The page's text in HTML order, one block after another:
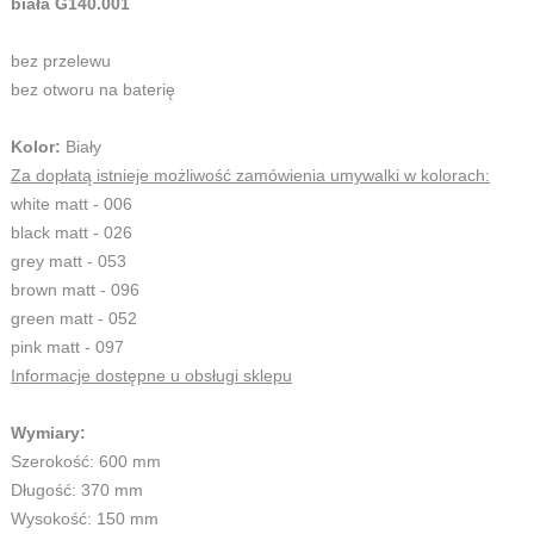
bez przelewu
bez otworu na baterię
Kolor: Biały
Za dopłatą istnieje możliwość zamówienia umywalki w kolorach:
white matt - 006
black matt - 026
grey matt - 053
brown matt - 096
green matt - 052
pink matt - 097
Informacje dostępne u obsługi sklepu
Wymiary:
Szerokość: 600 mm
Długość: 370 mm
Wysokość: 150 mm